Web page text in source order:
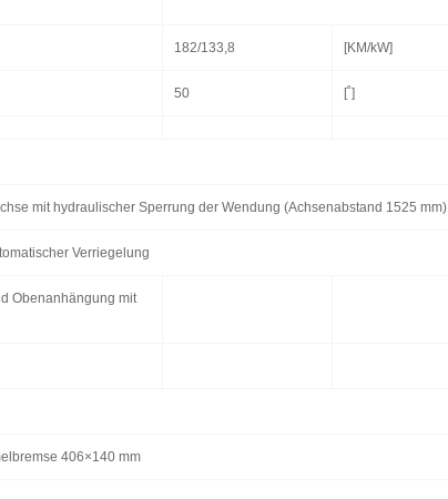
182/133,8 [KM/kW]
50 [˚]
mit hydraulischer Sperrung der Wendung (Achsenabstand 1525 mm)
Verriegelung
Obenanhängung mit
406×140 mm